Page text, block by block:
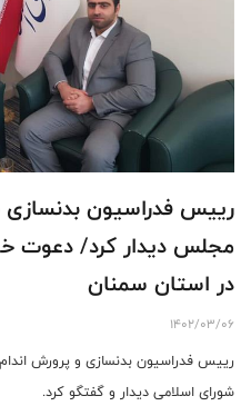
رییس فدراسیون بدنسازی
مجلس دیدار کرد/ دعوت
در استان سمنان
1402/03/06
رییس فدراسیون بدنسازی و پرورش
شورای اسلامی دیدار و گفتگو کرد.